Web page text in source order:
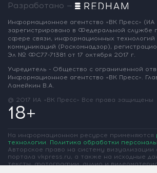
Разработано —
Информационное агентство «ВК Пресс» (ИА
зарегистрировано в Федеральной службе
сфере связи, информационных
коммуникаций (Роскомнадзор),
Эл № ФС77-71381 от 17 октября 2017 г.
Учредитель - Общество с ограниченной
Информационное агентство «ВК Пресс».
Ламейкин В.А.
@ 2017 ИА «ВК Пресс» Все права защищены
18+
На информационном ресурсе применяются
технологии. Политика обработки
Авторское право на систему визуализации
портала vkpress.ru, а также на исходные
тексты, фотографии, аудио и